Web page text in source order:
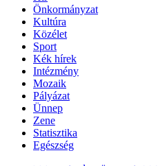
Önkormányzat
Kultúra
Közélet
Sport
Kék hírek
Intézmény
Mozaik
Pályázat
Ünnep
Zene
Statisztika
Egészség